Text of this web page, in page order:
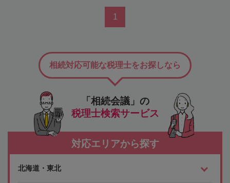
1
「相続会議」の
税理士検索サービス
相続対応可能な税理士をお探しなら
対応エリアから探す
北海道・東北